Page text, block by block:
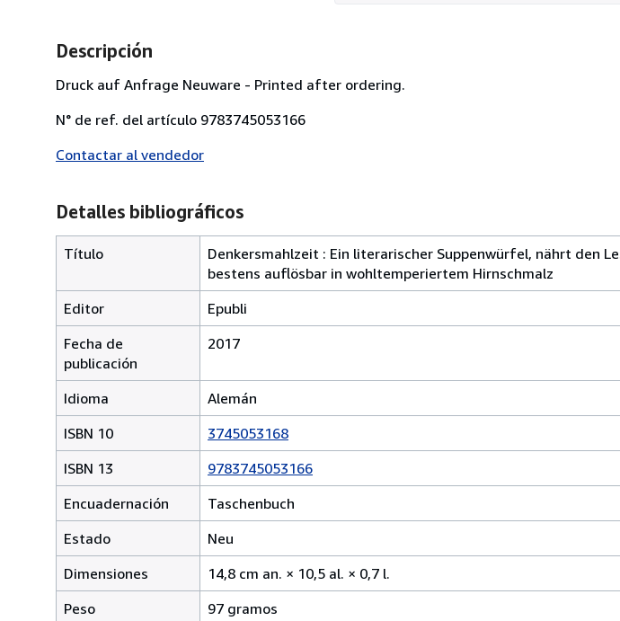
Descripción
Druck auf Anfrage Neuware - Printed after ordering.
N° de ref. del artículo 9783745053166
Contactar al vendedor
Detalles bibliográficos
Título
Denkersmahlzeit : Ein literarischer Suppenwürfel, nährt den
bestens auflösbar in wohltemperiertem Hirnschmalz
Editor
Epubli
Fecha de
publicación
2017
Idioma
Alemán
ISBN 10
3745053168
ISBN 13
9783745053166
Encuadernación
Taschenbuch
Estado
Neu
Dimensiones
14,8 cm an. × 10,5 al. × 0,7 l.
centímetros
Peso 97 gramos